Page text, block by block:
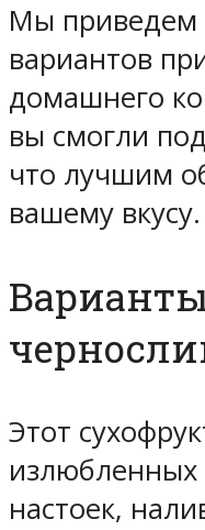
Мы приведем
вариантов
домашнего
вы смогли
что лучшим
вашему вкусу.
Этот
излюбленных
настоек,